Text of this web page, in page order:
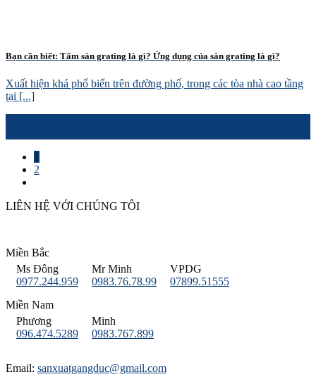
Bạn cần biết: Tấm sàn grating là gì? Ứng dụng của sàn grating là gì?
Xuất hiện khá phổ biến trên đường phố, trong các tòa nhà cao tầng
tại [...]
1
2
LIÊN HỆ VỚI CHÚNG TÔI
Miền Bắc
Ms Đông
0977.244.959
Mr Minh
0983.76.78.99
VPDG
07899.51555
Miền Nam
Phương
096.474.5289
Minh
0983.767.899
Email: sanxuatgangduc@gmail.com